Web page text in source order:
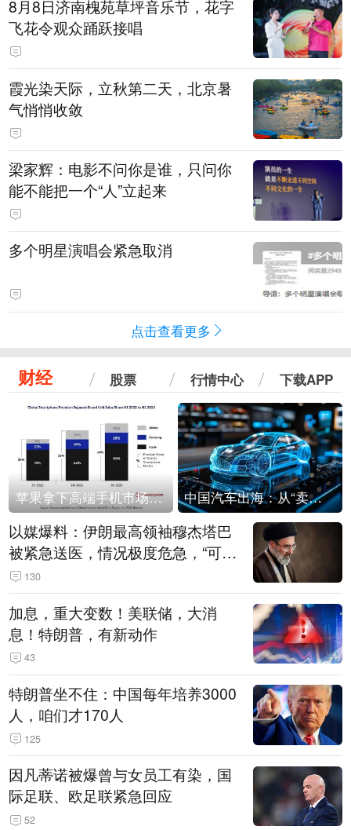
8月8日济南槐苑草坪音乐节，花字
飞花令观众踊跃接唱
霞光染天际，立秋第二天，北京暑
气悄悄收敛
梁家辉：电影不问你是谁，只问你
能不能把一个“人”立起来
多个明星演唱会紧急取消
点击查看更多
财经 股票 行情中心 下载APP
苹果拿下高端手机市场65%的份额：iPhone 17系列功不可没 中国汽车出海：从“卖出去”到“走进去”
以媒爆料：伊朗最高领袖穆杰塔巴
被紧急送医，情况极度危急，“可能
随时会死去”
130
加息，重大变数！美联储，大消
息！特朗普，有新动作
43
特朗普坐不住：中国每年培养3000
人，咱们才170人
125
因凡蒂诺被爆曾与女员工有染，国
际足联、欧足联紧急回应
52